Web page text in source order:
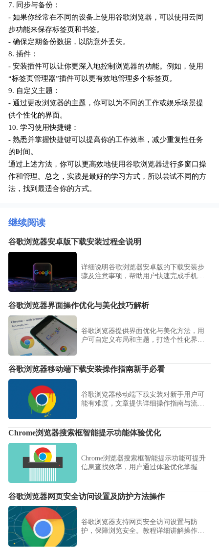
7. 同步与备份：
- 如果你经常在不同的设备上使用谷歌浏览器，可以使用云同
步功能来保存标签页和书签。
- 确保定期备份数据，以防意外丢失。
8. 插件：
- 安装插件可以让你更深入地控制浏览器的功能。例如，使用
“标签页管理器”插件可以更有效地管理多个标签页。
9. 自定义主题：
- 通过更改浏览器的主题，你可以为不同的工作或娱乐场景提
供个性化的界面。
10. 学习使用快捷键：
- 熟悉并掌握快捷键可以提高你的工作效率，减少重复性任务
的时间。
通过上述方法，你可以更高效地使用谷歌浏览器进行多窗口操
作和管理。总之，实践是最好的学习方式，所以尝试不同的方
法，找到最适合你的方式。
继续阅读
谷歌浏览器安卓版下载安装过程全说明
详细说明谷歌浏览器安卓版的下载安装步
骤及注意事项，帮助用户快速完成手机浏
谷歌浏览器界面操作优化与美化技巧解析
谷歌浏览器提供界面优化与美化方法，用
户可自定义布局和主题，打造个性化界
谷歌浏览器移动端下载安装操作指南新手必看
谷歌浏览器移动端下载安装对新手用户可
能有难度，文章提供详细操作指南与流程
Chrome浏览器搜索框智能提示功能体验优化
Chrome浏览器搜索框智能提示功能可提升
信息查找效率，用户通过体验优化掌握操
谷歌浏览器网页安全访问设置及防护方法操作
谷歌浏览器支持网页安全访问设置与防
护，保障浏览安全。教程详细讲解操作方